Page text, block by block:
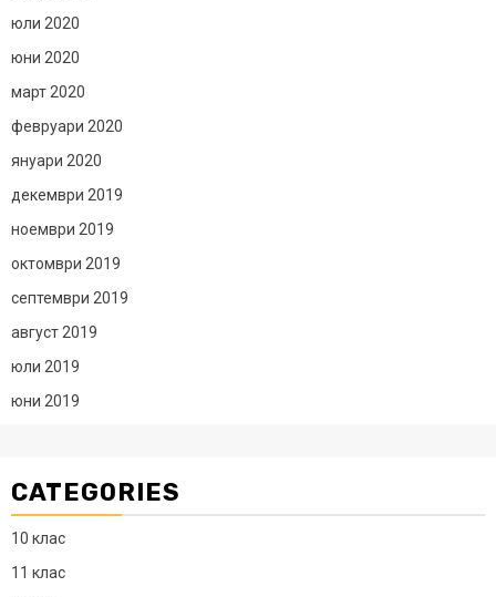
юли 2020
юни 2020
март 2020
февруари 2020
януари 2020
декември 2019
ноември 2019
октомври 2019
септември 2019
август 2019
юли 2019
юни 2019
CATEGORIES
10 клас
11 клас